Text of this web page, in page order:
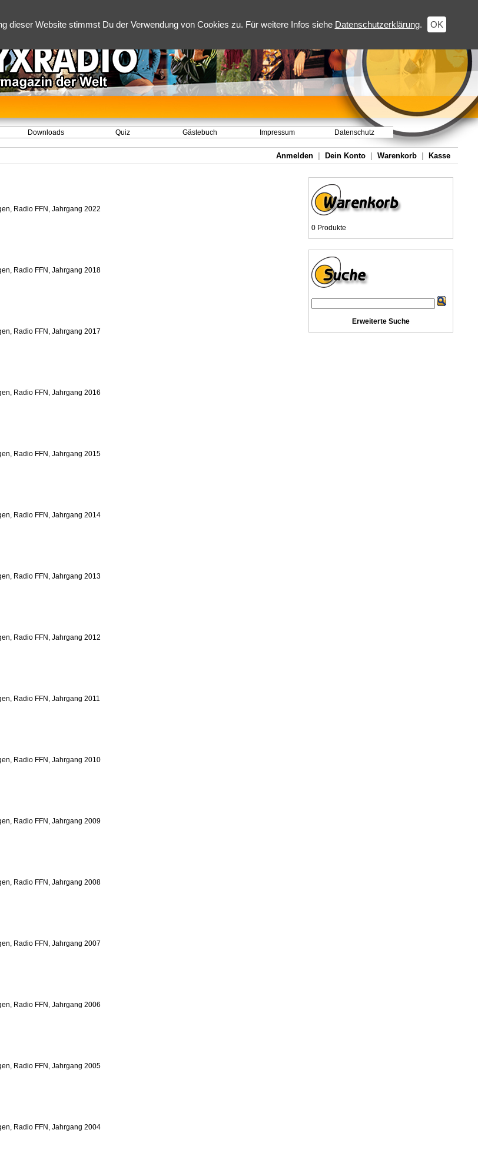
dieser Website stimmst Du der Verwendung von Cookies zu. Für weitere Infos siehe Datenschutzerklärung. OK
Downloads Quiz Gästebuch Impressum Datenschutz
Anmelden Dein Konto Warenkorb Kasse
Radio FFN, Jahrgang 2022
Radio FFN, Jahrgang 2018
Radio FFN, Jahrgang 2017
Radio FFN, Jahrgang 2016
Radio FFN, Jahrgang 2015
Radio FFN, Jahrgang 2014
Radio FFN, Jahrgang 2013
Radio FFN, Jahrgang 2012
Radio FFN, Jahrgang 2011
Radio FFN, Jahrgang 2010
Radio FFN, Jahrgang 2009
Radio FFN, Jahrgang 2008
Radio FFN, Jahrgang 2007
Radio FFN, Jahrgang 2006
Radio FFN, Jahrgang 2005
Radio FFN, Jahrgang 2004
0 Produkte
Erweiterte Suche